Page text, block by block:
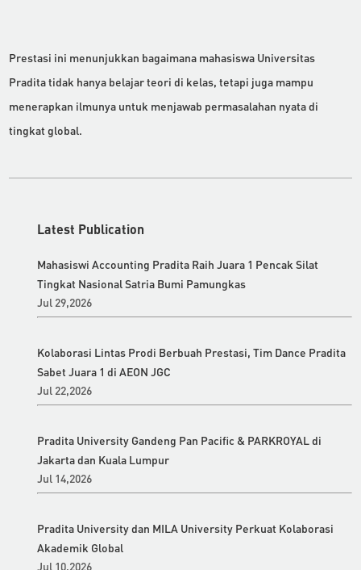
Prestasi ini menunjukkan bagaimana mahasiswa Universitas
Pradita tidak hanya belajar teori di kelas, tetapi juga mampu
menerapkan ilmunya untuk menjawab permasalahan nyata di
tingkat global.
Latest Publication
Mahasiswi Accounting Pradita Raih Juara 1 Pencak Silat
Tingkat Nasional Satria Bumi Pamungkas
Jul 29,2026
Kolaborasi Lintas Prodi Berbuah Prestasi, Tim Dance Pradita
Sabet Juara 1 di AEON JGC
Jul 22,2026
Pradita University Gandeng Pan Pacific & PARKROYAL di
Jakarta dan Kuala Lumpur
Jul 14,2026
Pradita University dan MILA University Perkuat Kolaborasi
Akademik Global
Jul 10,2026